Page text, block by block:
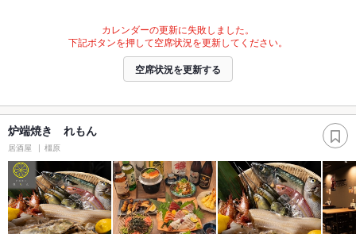
カレンダーの更新に失敗しました。
下記ボタンを押して空席状況を更新してください。
空席状況を更新する
炉端焼き れもん
居酒屋 橿原